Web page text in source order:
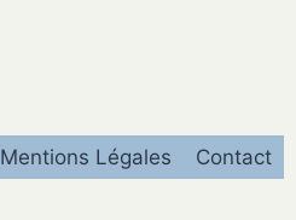
Mentions Légales Contact